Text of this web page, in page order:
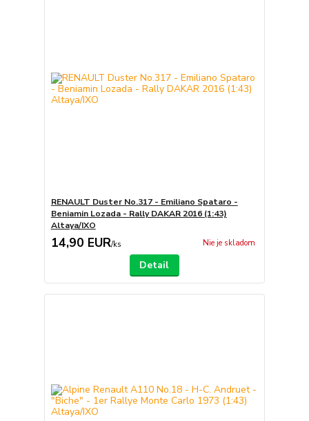
RENAULT Duster No.317 - Emiliano Spataro -
Beniamin Lozada - Rally DAKAR 2016 (1:43)
Altaya/IXO
14,90 EUR/ks Nie je skladom
Detail